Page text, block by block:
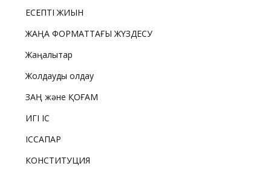
ЕСЕПТІ ЖИЫН
ЖАҢА ФОРМАТТАҒЫ ЖҮЗДЕСУ
Жаңалықтар
Жолдауды қолдау
ЗАҢ және ҚОҒАМ
ИГІ ІС
ІССАПАР
КОНСТИТУЦИЯ